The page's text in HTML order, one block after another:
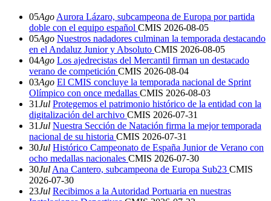
05Ago Aurora Lázaro, subcampeona de Europa por partida
doble con el equipo español CMIS 2026-08-05
05Ago Nuestros nadadores culminan la temporada destacando
en el Andaluz Junior y Absoluto CMIS 2026-08-05
04Ago Los ajedrecistas del Mercantil firman un destacado
verano de competición CMIS 2026-08-04
03Ago El CMIS concluye la temporada nacional de Sprint
Olímpico con once medallas CMIS 2026-08-03
31Jul Protegemos el patrimonio histórico de la entidad con la
digitalización del archivo CMIS 2026-07-31
31Jul Nuestra Sección de Natación firma la mejor temporada
nacional de su historia CMIS 2026-07-31
30Jul Histórico Campeonato de España Junior de Verano con
ocho medallas nacionales CMIS 2026-07-30
30Jul Ana Cantero, subcampeona de Europa Sub23 CMIS
2026-07-30
23Jul Recibimos a la Autoridad Portuaria en nuestras